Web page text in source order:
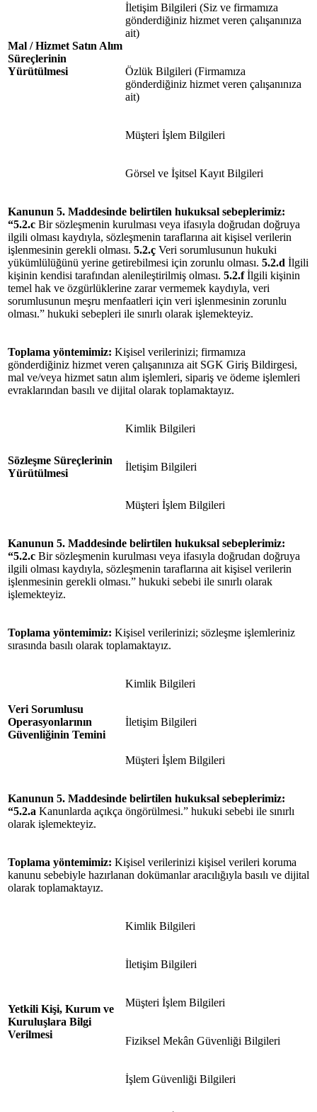
Mal / Hizmet Satın Alım
Süreçlerinin
Yürütülmesi
İletişim Bilgileri (Siz ve firmamıza
gönderdiğiniz hizmet veren çalışanınıza
ait)
Özlük Bilgileri (Firmamıza
gönderdiğiniz hizmet veren çalışanınıza
ait)
Müşteri İşlem Bilgileri
Görsel ve İşitsel Kayıt Bilgileri
Kanunun 5. Maddesinde belirtilen hukuksal sebeplerimiz:
“5.2.c Bir sözleşmenin kurulması veya ifasıyla doğrudan doğruya
ilgili olması kaydıyla, sözleşmenin taraflarına ait kişisel verilerin
işlenmesinin gerekli olması. 5.2.ç Veri sorumlusunun hukuki
yükümlülüğünü yerine getirebilmesi için zorunlu olması. 5.2.d İlgili
kişinin kendisi tarafından alenileştirilmiş olması. 5.2.fİlgili kişinin
temel hak ve özgürlüklerine zarar vermemek kaydıyla, veri
sorumlusunun meşru menfaatleri için veri işlenmesinin zorunlu
olması.” hukuki sebepleri ile sınırlı olarak işlemekteyiz.
Toplama yöntemimiz: Kişisel verilerinizi; firmamıza
gönderdiğiniz hizmet veren çalışanınıza ait SGK Giriş Bildirgesi,
mal ve/veya hizmet satın alım işlemleri, sipariş ve ödeme işlemleri
evraklarından basılı ve dijital olarak toplamaktayız.
Sözleşme Süreçlerinin
Yürütülmesi
Kimlik Bilgileri
İletişim Bilgileri
Müşteri İşlem Bilgileri
Kanunun 5. Maddesinde belirtilen hukuksal sebeplerimiz:
“5.2.c Bir sözleşmenin kurulması veya ifasıyla doğrudan doğruya
ilgili olması kaydıyla, sözleşmenin taraflarına ait kişisel verilerin
işlenmesinin gerekli olması.” hukuki sebebi ile sınırlı olarak
işlemekteyiz.
Toplama yöntemimiz: Kişisel verilerinizi; sözleşme işlemleriniz
sırasında basılı olarak toplamaktayız.
Veri Sorumlusu
Operasyonlarının
Güvenliğinin Temini
Kimlik Bilgileri
İletişim Bilgileri
Müşteri İşlem Bilgileri
Kanunun 5. Maddesinde belirtilen hukuksal sebeplerimiz:
“5.2.a Kanunlarda açıkça öngörülmesi.” hukuki sebebi ile sınırlı
olarak işlemekteyiz.
Toplama yöntemimiz: Kişisel verilerinizi kişisel verileri koruma
kanunu sebebiyle hazırlanan dokümanlar aracılığıyla basılı ve dijital
olarak toplamaktayız.
Yetkili Kişi, Kurum ve
Kuruluşlara Bilgi
Verilmesi
Kimlik Bilgileri
İletişim Bilgileri
Müşteri İşlem Bilgileri
Fiziksel Mekân Güvenliği Bilgileri
İşlem Güvenliği Bilgileri